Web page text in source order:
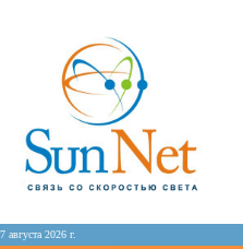
7 августа 2026 г.